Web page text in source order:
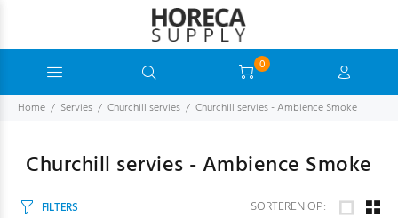
0
Home Servies Churchill servies Churchill servies - Ambience Smoke
Churchill servies - Ambience Smoke
FILTERS SORTEREN OP: